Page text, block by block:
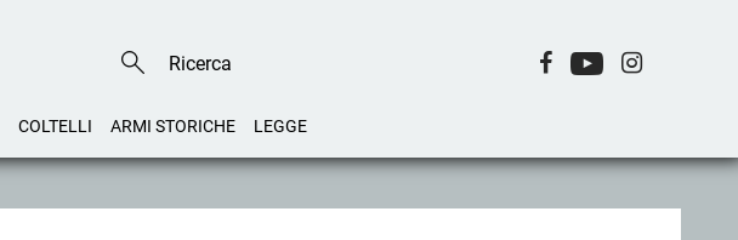
COLTELLI ARMI STORICHE LEGGE